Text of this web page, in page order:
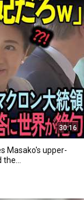
30:16
Masako's upper-